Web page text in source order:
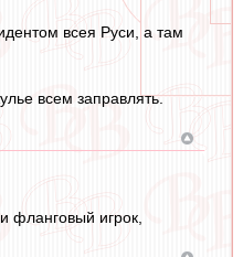
всея Руси, а там
всем заправлять.
фланговый игрок,